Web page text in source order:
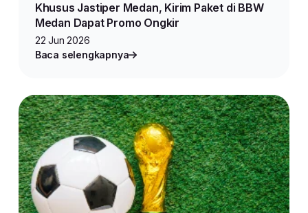
Khusus Jastiper Medan, Kirim Paket di BBW
Medan Dapat Promo Ongkir
22 Jun 2026
Baca selengkapnya